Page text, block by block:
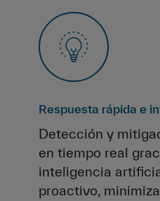
Respuesta rápida e
Detección y
en tiempo real
inteligencia
proactivo,